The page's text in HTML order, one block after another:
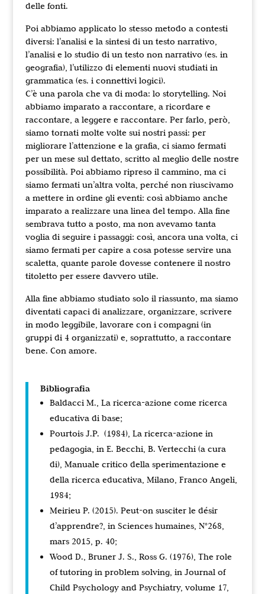
delle fonti.
Poi abbiamo applicato lo stesso metodo a contesti
diversi: l’analisi e la sintesi di un testo narrativo,
l’analisi e lo studio di un testo non narrativo (es. in
geografia), l’utilizzo di elementi nuovi studiati in
grammatica (es. i connettivi logici).
C’è una parola che va di moda: lo storytelling. Noi
abbiamo imparato a raccontare, a ricordare e
raccontare, a leggere e raccontare. Per farlo, però,
siamo tornati molte volte sui nostri passi: per
migliorare l’attenzione e la grafia, ci siamo fermati
per un mese sul dettato, scritto al meglio delle nostre
possibilità. Poi abbiamo ripreso il cammino, ma ci
siamo fermati un’altra volta, perché non riuscivamo
a mettere in ordine gli eventi: così abbiamo anche
imparato a realizzare una linea del tempo. Alla fine
sembrava tutto a posto, ma non avevamo tanta
voglia di seguire i passaggi: così, ancora una volta, ci
siamo fermati per capire a cosa potesse servire una
scaletta, quante parole dovesse contenere il nostro
titoletto per essere davvero utile.
Alla fine abbiamo studiato solo il riassunto, ma siamo
diventati capaci di analizzare, organizzare, scrivere
in modo leggibile, lavorare con i compagni (in
gruppi di 4 organizzati) e, soprattutto, a raccontare
bene. Con amore.
Bibliografia
Baldacci M., La ricerca-azione come ricerca
educativa di base;
Pourtois J.P. (1984), La ricerca-azione in
pedagogia, in E. Becchi, B. Vertecchi (a cura
di), Manuale critico della sperimentazione e
della ricerca educativa, Milano, Franco Angeli,
1984;
Meirieu P. (2015). Peut-on susciter le désir
d’apprendre?, in Sciences humaines, N°268,
mars 2015, p. 40;
Wood D., Bruner J. S., Ross G. (1976), The role
of tutoring in problem solving, in Journal of
Child Psychology and Psychiatry, volume 17,